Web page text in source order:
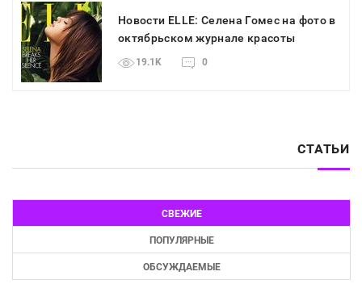
Новости ELLE: Селена Гомес на фото в
октябрьском журнале красоты
19.1K 0
СТАТЬИ
СВЕЖИЕ
ПОПУЛЯРНЫЕ
ОБСУЖДАЕМЫЕ